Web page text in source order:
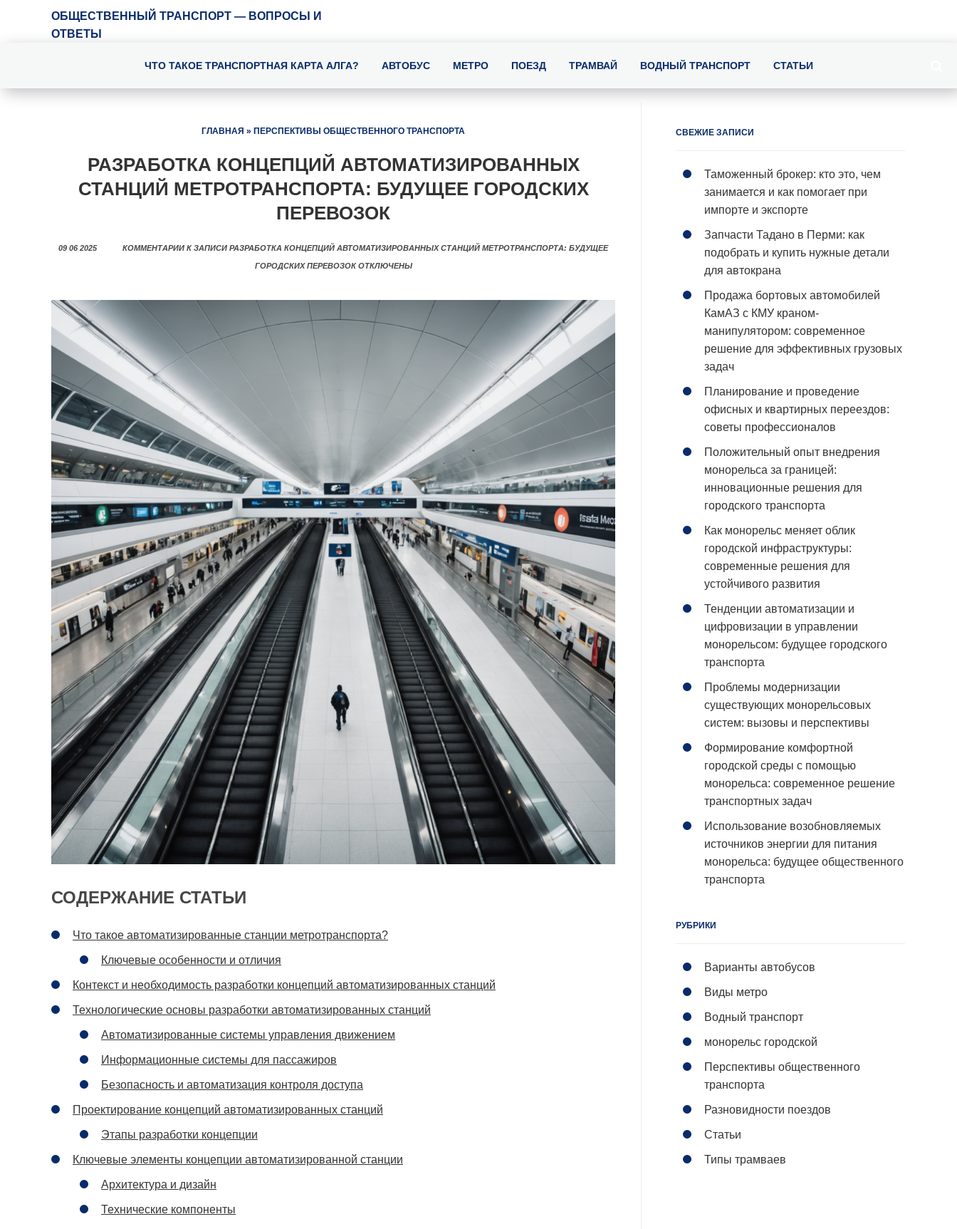
ОБЩЕСТВЕННЫЙ ТРАНСПОРТ — ВОПРОСЫ И
ОТВЕТЫ
ЧТО ТАКОЕ ТРАНСПОРТНАЯ КАРТА АЛГА? АВТОБУС МЕТРО ПОЕЗД ТРАМВАЙ ВОДНЫЙ ТРАНСПОРТ СТАТЬИ
ГЛАВНАЯ » ПЕРСПЕКТИВЫ ОБЩЕСТВЕННОГО ТРАНСПОРТА
РАЗРАБОТКА КОНЦЕПЦИЙ АВТОМАТИЗИРОВАННЫХ
СТАНЦИЙ МЕТРОТРАНСПОРТА: БУДУЩЕЕ ГОРОДСКИХ
ПЕРЕВОЗОК
09 06 2025 КОММЕНТАРИИ К ЗАПИСИ РАЗРАБОТКА КОНЦЕПЦИЙ АВТОМАТИЗИРОВАННЫХ СТАНЦИЙ МЕТРОТРАНСПОРТА: БУДУЩЕЕ
ГОРОДСКИХ ПЕРЕВОЗОКОТКЛЮЧЕНЫ
СОДЕРЖАНИЕ СТАТЬИ
Что такое автоматизированные станции метротранспорта?
Ключевые особенности и отличия
Контекст и необходимость разработки концепций автоматизированных станций
Технологические основы разработки автоматизированных станций
Автоматизированные системы управления движением
Информационные системы для пассажиров
Безопасность и автоматизация контроля доступа
Проектирование концепций автоматизированных станций
Этапы разработки концепции
Ключевые элементы концепции автоматизированной станции
Архитектура и дизайн
Технические компоненты
СВЕЖИЕ ЗАПИСИ
Таможенный брокер: кто это, чем
занимается и как помогает при
импорте и экспорте
Запчасти Тадано в Перми: как
подобрать и купить нужные детали
для автокрана
Продажа бортовых автомобилей
КамАЗ с КМУ краном-
манипулятором: современное
решение для эффективных грузовых
задач
Планирование и проведение
офисных и квартирных переездов:
советы профессионалов
Положительный опыт внедрения
монорельса за границей:
инновационные решения для
городского транспорта
Как монорельс меняет облик
городской инфраструктуры:
современные решения для
устойчивого развития
Тенденции автоматизации и
цифровизации в управлении
монорельсом: будущее городского
транспорта
Проблемы модернизации
существующих монорельсовых
систем: вызовы и перспективы
Формирование комфортной
городской среды с помощью
монорельса: современное решение
транспортных задач
Использование возобновляемых
источников энергии для питания
монорельса: будущее общественного
транспорта
РУБРИКИ
Варианты автобусов
Виды метро
Водный транспорт
монорельс городской
Перспективы общественного
транспорта
Разновидности поездов
Статьи
Типы трамваев